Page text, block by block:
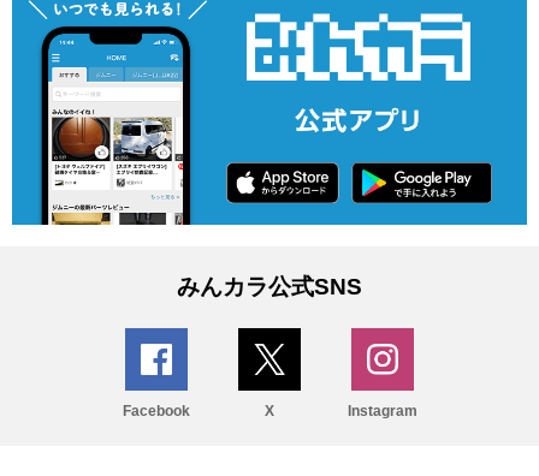
みんカラ公式SNS
Facebook X Instagram